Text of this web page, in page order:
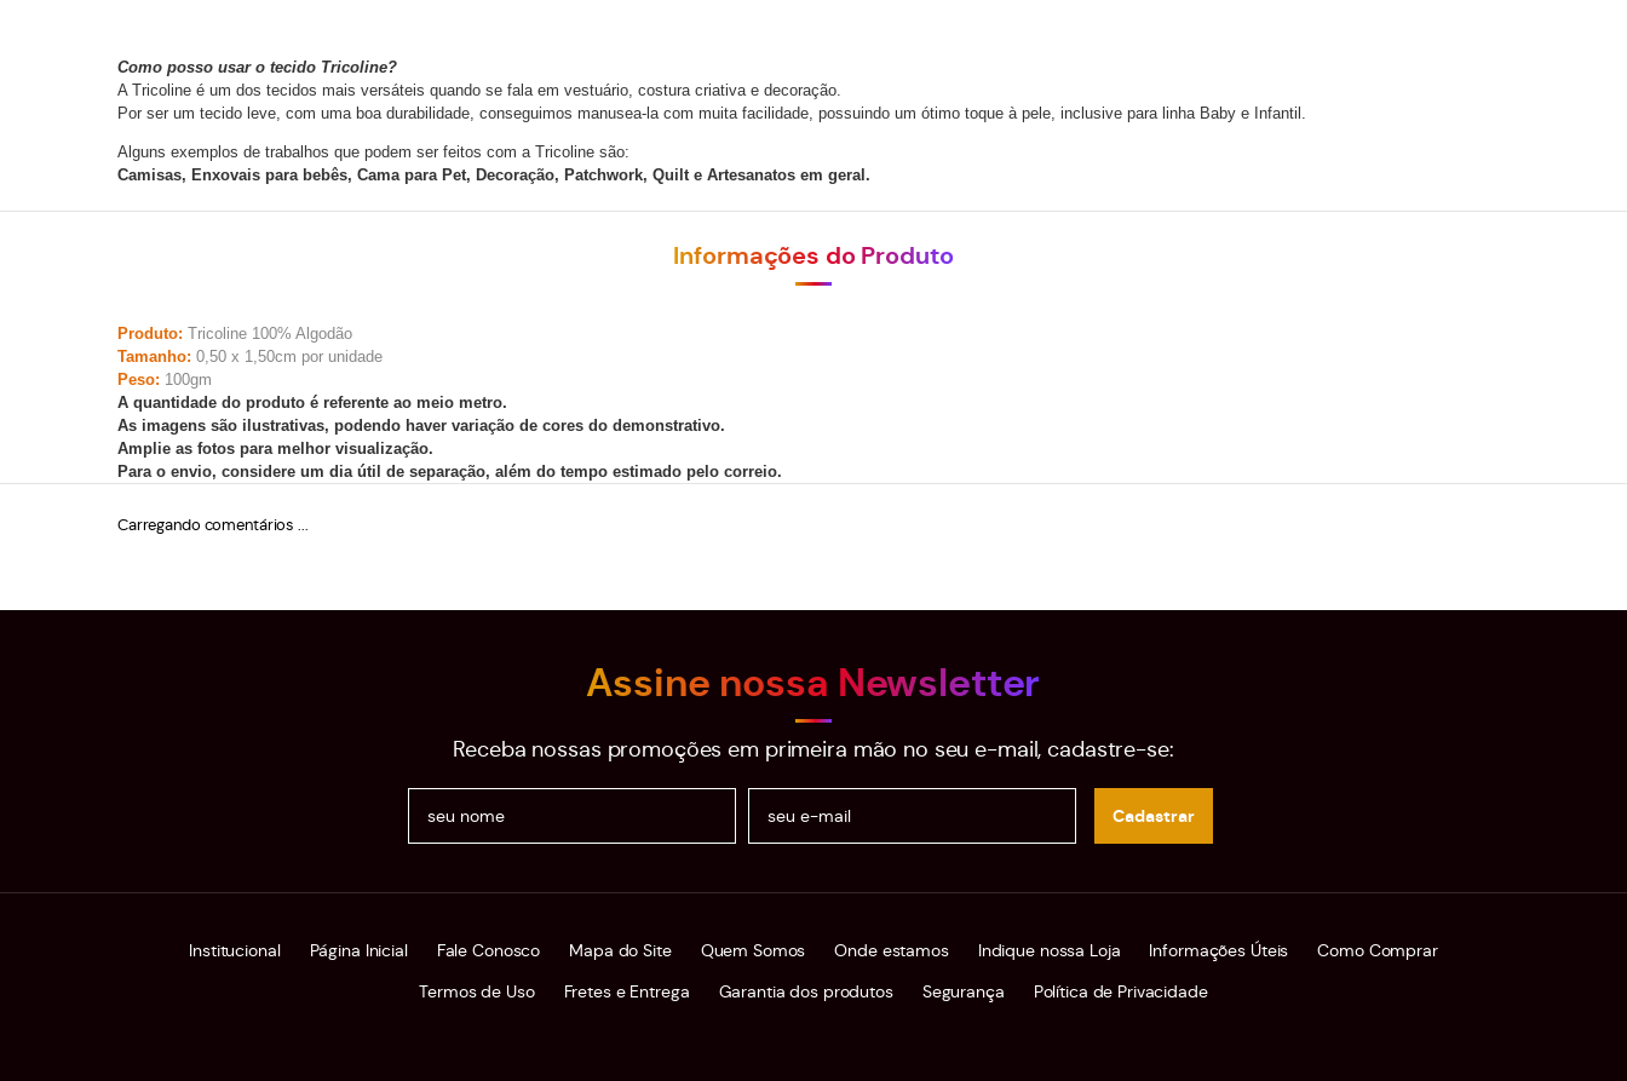
Como posso usar o tecido Tricoline?
A Tricoline é um dos tecidos mais versáteis quando se fala em vestuário, costura criativa e decoração.
Por ser um tecido leve, com uma boa durabilidade, conseguimos manusea-la com muita facilidade, possuindo um ótimo toque à pele, inclusive para linha Baby e Infantil.
Alguns exemplos de trabalhos que podem ser feitos com a Tricoline são:
Camisas, Enxovais para bebês, Cama para Pet, Decoração, Patchwork, Quilt e Artesanatos em geral.
Informações do Produto
Produto: Tricoline 100% Algodão
Tamanho: 0,50 x 1,50cm por unidade
Peso: 100gm
A quantidade do produto é referente ao meio metro.
As imagens são ilustrativas, podendo haver variação de cores do demonstrativo.
Amplie as fotos para melhor visualização.
Para o envio, considere um dia útil de separação, além do tempo estimado pelo correio.
Carregando comentários ...
Assine nossa Newsletter
Receba nossas promoções em primeira mão no seu e-mail, cadastre-se:
Cadastrar
Institucional Página Inicial Fale Conosco Mapa do Site Quem Somos Onde estamos Indique nossa Loja Informações Úteis
Como Comprar
Termos de Uso
Fretes e Entrega Garantia dos produtos Segurança Política de Privacidade